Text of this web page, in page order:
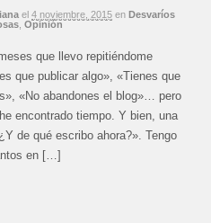
el 4 noviembre, 2015 en Desvaríos
,Opinión
que llevo repitiéndome
que publicar algo», «Tienes que
«No abandones el blog»… pero
encontrado tiempo. Y bien, una
de qué escribo ahora?». Tengo
en […]